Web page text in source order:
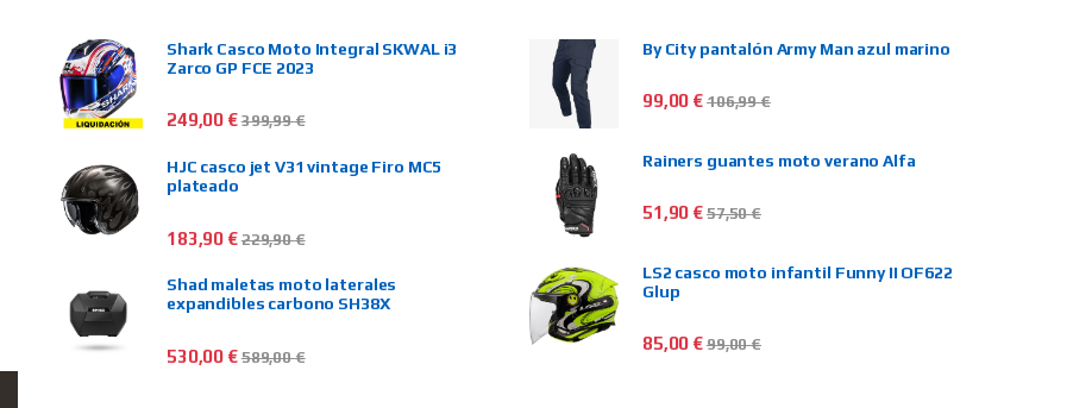
Shark Casco Moto Integral SKWAL i3
Zarco GP FCE 2023
249,00 €399,99€
HJC casco jet V31 vintage Firo MC5
plateado
183,90 €229,90€
Shad maletas moto laterales
expandibles carbono SH38X
530,00 €589,00€
By City pantalón Army Man azul marino
99,00 € 106,99€
Rainers guantes moto verano Alfa
51,90 € 57,50€
LS2 casco moto infantil Funny II OF622
Glup
85,00 € 99,00€